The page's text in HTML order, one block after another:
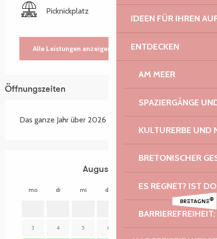
IDEEN FÜR IHREN
ENTDECKEN
AM MEER
SPAZIERGÄNGE
KULTURERBE UND
BRETONISCHER
ES REGNET? IST
Picknickplatz
Alle Leistungen anzeigen
Öffnungszeiten
Das ganze Jahr über 2026
August 2026
mo di mi do sa so
2
3 4 5 6 7 8 9
mo
7